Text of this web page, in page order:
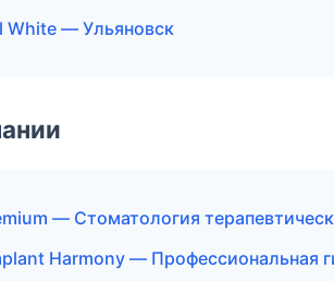
White — Ульяновск
— Стоматология
Harmony — Профессиональная